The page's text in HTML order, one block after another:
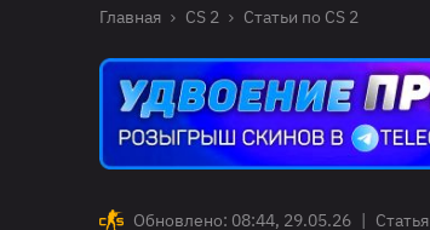
Главная CS 2 Статьи по CS 2
Обновлено: 08:44, 29.05.26 | Статья